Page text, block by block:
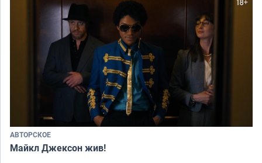
АВТОРСКОЕ
Майкл Джексон жив!